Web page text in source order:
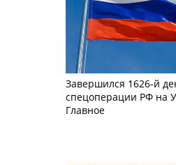
Завершился 1626-й
спецоперации РФ на
Главное